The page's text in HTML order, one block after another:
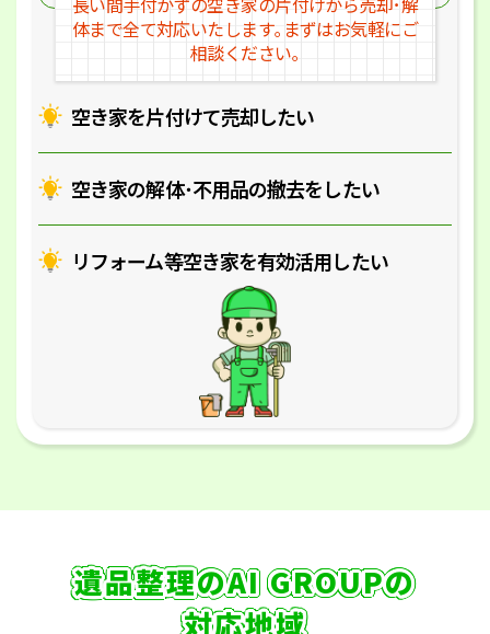
空き家を片付けて売却したい
空き家の解体･不用品の撤去をしたい
リフォーム等空き家を有効活用したい
体まで全て対応いたします｡ まずはお気軽にご
相談ください｡
遺品整理のAI GROUPの
対応地域